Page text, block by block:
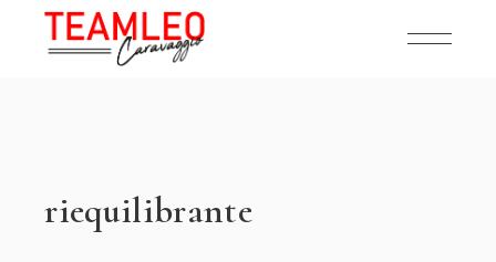
content
riequilibrante